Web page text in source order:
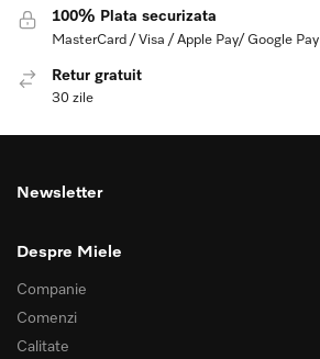
100% Plata securizata
MasterCard / Visa / Apple Pay/ Google Pay
Retur gratuit
30 zile
Newsletter
Despre Miele
Companie
Comenzi
Calitate